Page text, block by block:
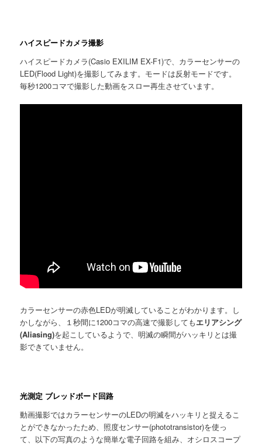
ハイスピードカメラ撮影
ハイスピードカメラ(Casio EXILIM EX-F1)で、カラーセンサーの
LED(Flood Light)を撮影してみます。モードは反射モードです。
毎秒1200コマで撮影した動画をスロー再生させています。
カラーセンサーの赤色LEDが明滅していることがわかります。し
かしながら、１秒間に1200コマの高速で撮影してもエリアシング
(Aliasing)を起こしているようで、明滅の瞬間がハッキリとは撮
影できていません。
光測定 ブレッドボード回路
動画撮影ではカラーセンサーのLEDの明滅をハッキリと捉えるこ
とができなかったため、照度センサー(phototransistor)を使っ
て、以下の写真のような簡単な電子回路を組み、オシロスコープ